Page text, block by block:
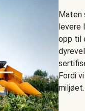
Maten
levere
opp til
Fordi
miljøet.